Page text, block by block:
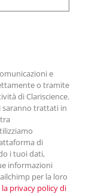
e
o tramite
di Clariscience.
saranno trattati in
di
i tuoi dati,
informazioni
per la loro
la privacy policy di